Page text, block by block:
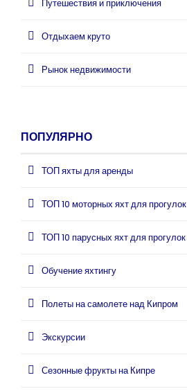
Путешествия и приключения
Отдыхаем круто
Рынок недвижимости
ПОПУЛЯРНО
ТОП яхты для аренды
ТОП 10 моторных яхт для прогулок
ТОП 10 парусных яхт для прогулок
Обучение яхтингу
Полеты на самолете над Кипром
Экскурсии
Сезонные фрукты на Кипре